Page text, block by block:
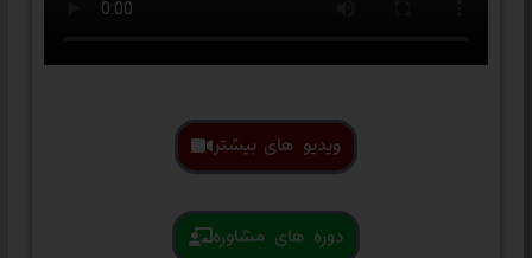
ویدیو های بیشتر
دوره های مشاوره